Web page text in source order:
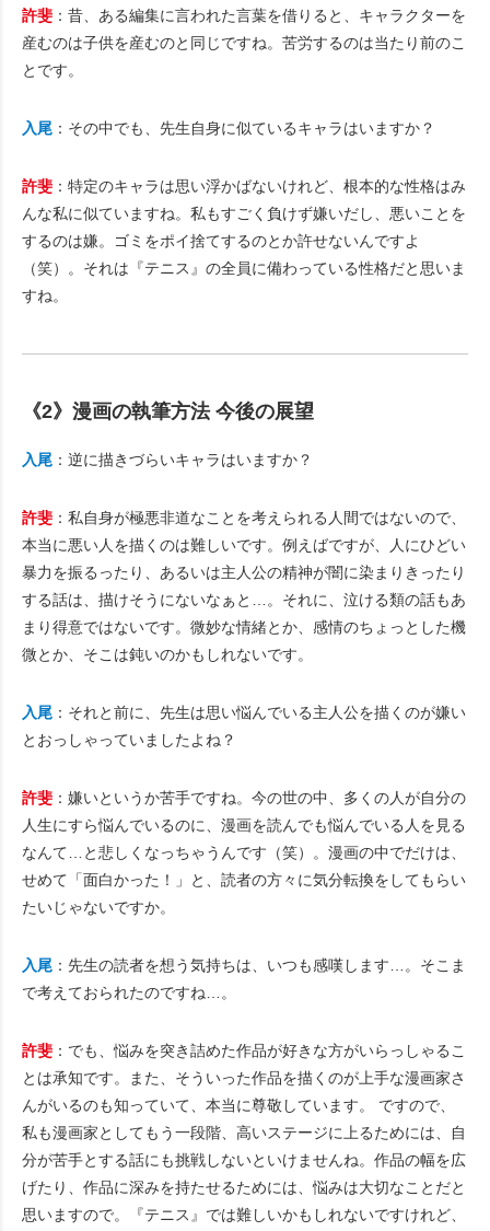
許斐 ：昔、ある編集に言われた言葉を借りると、キャラクターを
産むのは子供を産むのと同じですね。苦労するのは当たり前のこ
とです。
入尾 ：その中でも、先生自身に似ているキャラはいますか？
許斐 ：特定のキャラは思い浮かばないけれど、根本的な性格はみ
んな私に似ていますね。私もすごく負けず嫌いだし、悪いことを
するのは嫌。ゴミをポイ捨てするのとか許せないんですよ
（笑）。それは『テニス』の全員に備わっている性格だと思いま
すね。
《2》漫画の執筆方法 今後の展望
入尾 ：逆に描きづらいキャラはいますか？
許斐 ：私自身が極悪非道なことを考えられる人間ではないので、
本当に悪い人を描くのは難しいです。例えばですが、人にひどい
暴力を振るったり、あるいは主人公の精神が闇に染まりきったり
する話は、描けそうにないなぁと…。それに、泣ける類の話もあ
まり得意ではないです。微妙な情緒とか、感情のちょっとした機
微とか、そこは鈍いのかもしれないです。
入尾 ：それと前に、先生は思い悩んでいる主人公を描くのが嫌い
とおっしゃっていましたよね？
許斐 ：嫌いというか苦手ですね。今の世の中、多くの人が自分の
人生にすら悩んでいるのに、漫画を読んでも悩んでいる人を見る
なんて…と悲しくなっちゃうんです（笑）。漫画の中でだけは、
せめて「面白かった！」と、読者の方々に気分転換をしてもらい
たいじゃないですか。
入尾 ：先生の読者を想う気持ちは、いつも感嘆します…。そこま
で考えておられたのですね…。
許斐 ：でも、悩みを突き詰めた作品が好きな方がいらっしゃるこ
とは承知です。また、そういった作品を描くのが上手な漫画家さ
んがいるのも知っていて、本当に尊敬しています。 ですので、
私も漫画家としてもう一段階、高いステージに上るためには、自
分が苦手とする話にも挑戦しないといけませんね。作品の幅を広
げたり、作品に深みを持たせるためには、悩みは大切なことだと
思いますので。『テニス』では難しいかもしれないですけれど、